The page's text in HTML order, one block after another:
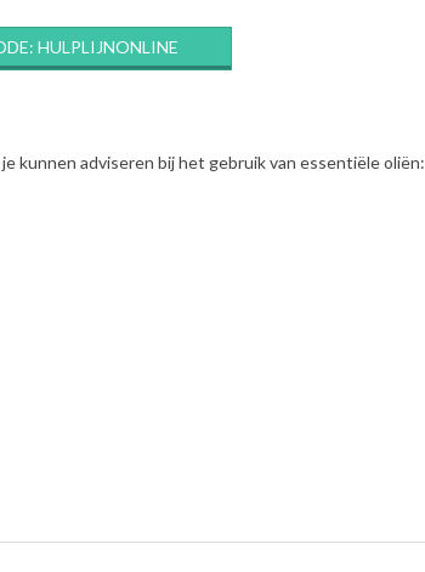
HULPLIJNONLINE
kunnen adviseren bij het gebruik van essentiële oliën: